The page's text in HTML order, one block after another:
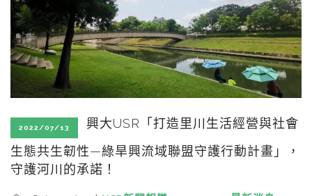
2022/07/13
興大USR「打造里川生活經營與社會
生態共生韌性—綠旱興流域聯盟守護行動計畫」，
守護河川的承諾！